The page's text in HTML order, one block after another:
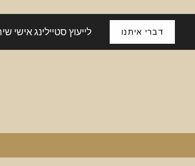
לייעוץ סטיילינג דברי איתנו